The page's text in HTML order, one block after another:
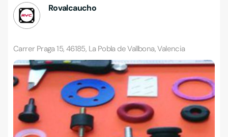
Rovalcaucho
Carrer Praga 15, 46185, La Pobla de Vallbona, Valencia